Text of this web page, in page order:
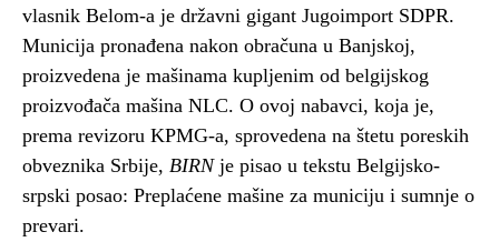
vlasnik Belom-a je državni gigant Jugoimport SDPR.
Municija pronađena nakon obračuna u Banjskoj,
proizvedena je mašinama kupljenim od belgijskog
proizvođača mašina NLC. O ovoj nabavci, koja je,
prema revizoru KPMG-a, sprovedena na štetu poreskih
obveznika Srbije, BIRNje pisao u tekstu Belgijsko-
srpski posao: Preplaćene mašine za municiju i sumnje o
prevari.